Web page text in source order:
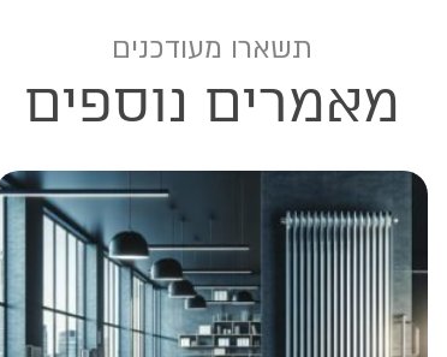
תשארו מעודכנים
מאמרים נוספים